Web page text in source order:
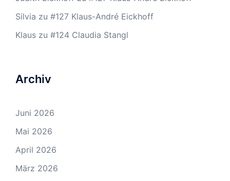
Silvia zu #127 Klaus-André Eickhoff
Klaus zu #124 Claudia Stangl
Archiv
Juni 2026
Mai 2026
April 2026
März 2026